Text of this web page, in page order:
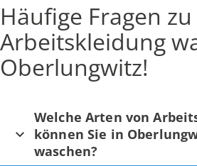
Häufige Fragen zu
Arbeitskleidung
Oberlungwitz!
Welche Arten von
können Sie in
waschen?